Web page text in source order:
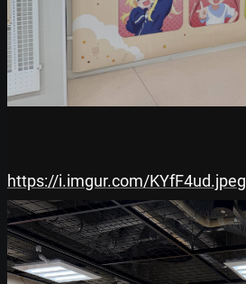
https://i.imgur.com/KYfF4ud.jpeg